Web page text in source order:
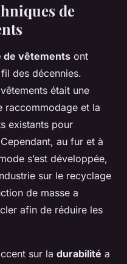
de
de vêtements ont
des décennies.
était une
raccommodage et la
existants pour
au fur et à
s’est développée,
sur le recyclage
de masse a
afin de réduire les
sur la durabilité a